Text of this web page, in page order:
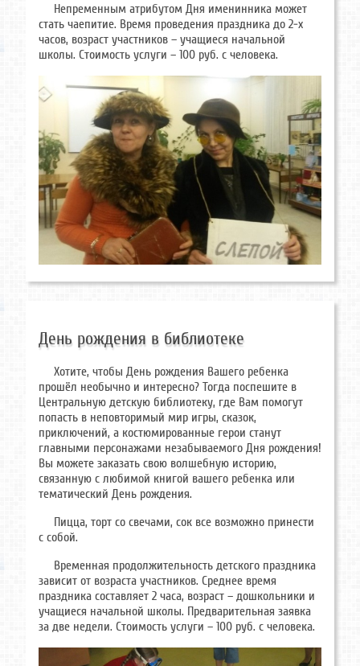
Непременным атрибутом Дня именинника может
стать чаепитие. Время проведения праздника до 2-х
часов, возраст участников – учащиеся начальной
школы. Стоимость услуги – 100 руб. с человека.
День рождения в библиотеке
Хотите, чтобы День рождения Вашего ребенка
прошёл необычно и интересно? Тогда поспешите в
Центральную детскую библиотеку, где Вам помогут
попасть в неповторимый мир игры, сказок,
приключений, а костюмированные герои станут
главными персонажами незабываемого Дня рождения!
Вы можете заказать свою волшебную историю,
связанную с любимой книгой вашего ребенка или
тематический День рождения.
Пицца, торт со свечами, сок все возможно принести
с собой.
Временная продолжительность детского праздника
зависит от возраста участников. Среднее время
праздника составляет 2 часа, возраст – дошкольники и
учащиеся начальной школы. Предварительная заявка
за две недели. Стоимость услуги – 100 руб. с человека.